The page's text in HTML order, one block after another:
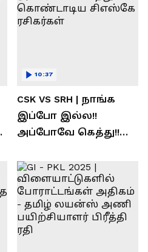
CSK VS SRH | நாங்க
இப்போ இல்ல!!
அப்போவே கெத்து!!
சிஎஸ்கே ரசிகர்கள்
10:37